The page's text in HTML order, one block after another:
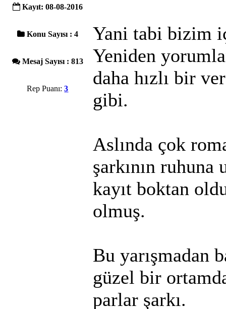
Kayıt: 08-08-2016
Konu Sayısı : 4
Mesaj Sayısı : 813
Rep Puanı:3
Yani tabi bizim
Yeniden
daha hızlı bir
gibi.
Aslında çok
şarkının
kayıt boktan
olmuş.
Bu yarışmadan
güzel bir
parlar şarkı.